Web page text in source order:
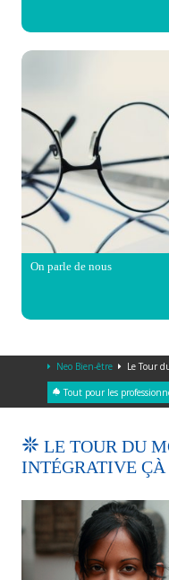
On parle de nous
Neo Bien-être Le Tour
Tout pour les
LE TOUR DU
INTÉGRATIVE